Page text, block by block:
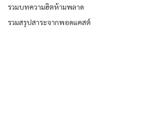
รวมบทความฮิตห้ามพลาด
รวมสรุปสาระจากพอดแคสต์